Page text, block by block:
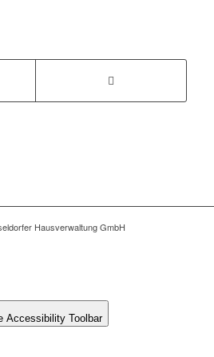
Hausverwaltung GmbH
Accessibility Toolbar